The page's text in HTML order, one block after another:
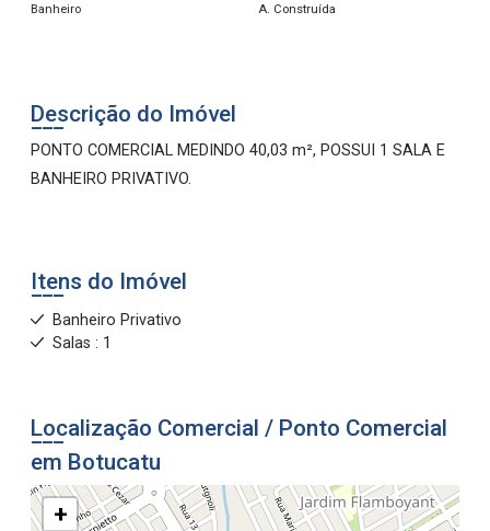
Banheiro A. Construída
Descrição do Imóvel
PONTO COMERCIAL MEDINDO 40,03 m², POSSUI 1 SALA E
BANHEIRO PRIVATIVO.
Itens do Imóvel
Banheiro Privativo
Salas : 1
Localização Comercial / Ponto Comercial
em Botucatu
+